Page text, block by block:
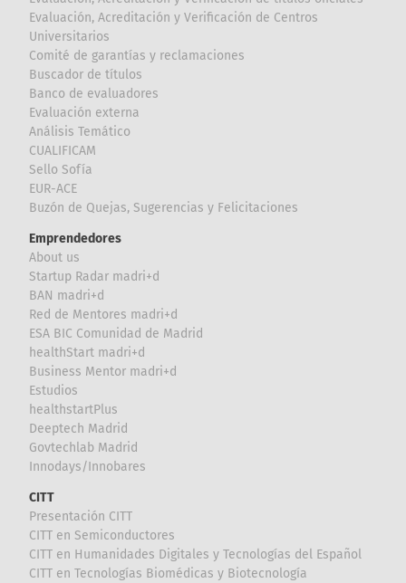
Evaluación, Acreditación y Verificación de Centros
Universitarios
Comité de garantías y reclamaciones
Buscador de títulos
Banco de evaluadores
Evaluación externa
Análisis Temático
CUALIFICAM
Sello Sofía
EUR-ACE
Buzón de Quejas, Sugerencias y Felicitaciones
Emprendedores
About us
Startup Radar madri+d
BAN madri+d
Red de Mentores madri+d
ESA BIC Comunidad de Madrid
healthStart madri+d
Business Mentor madri+d
Estudios
healthstartPlus
Deeptech Madrid
Govtechlab Madrid
Innodays/Innobares
CITT
Presentación CITT
CITT en Semiconductores
CITT en Humanidades Digitales y Tecnologías del Español
CITT en Tecnologías Biomédicas y Biotecnología